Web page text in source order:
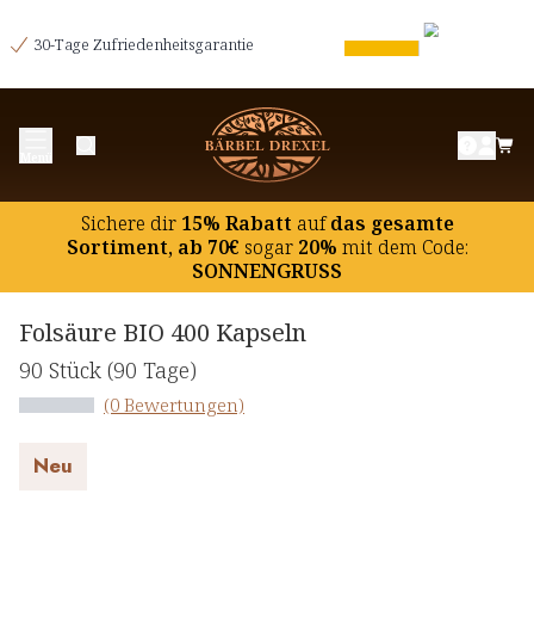
30-Tage Zufriedenheitsgarantie
Sichere dir15% Rabatt aufdas gesamte
Sortiment, ab 70€ sogar20% mit dem Code:
SONNENGRUSS
Folsäure BIO 400 Kapseln
90 Stück (90 Tage)
(0 Bewertungen)
Neu